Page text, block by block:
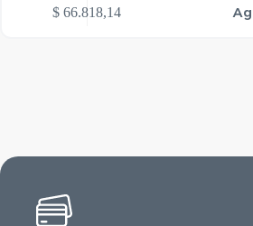
$ 66.818,14